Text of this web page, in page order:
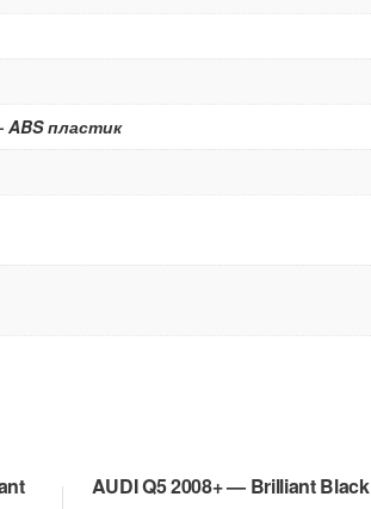
пластик
AUDI Q5 2008+ — Brilliant Black